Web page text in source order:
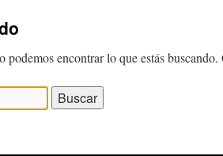
podemos encontrar lo que estás